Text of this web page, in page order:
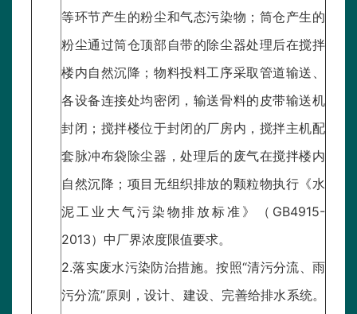
等环节产生的粉尘和气态污染物；筒仓产生的
粉尘通过筒仓顶部自带的除尘器处理后在搅拌
楼内自然沉降；物料投料工序采取管道输送、
各设备连接处均密闭，输送骨料的皮带输送机
封闭；搅拌楼位于封闭的厂房内，搅拌主机配
套脉冲布袋除尘器，处理后的废气在搅拌楼内
自然沉降；项目无组织排放的颗粒物执行《水
泥工业大气污染物排放标准》（GB4915-
2013）中厂界浓度限值要求。
2.落实废水污染防治措施。按照“清污分流、雨
污分流”原则，设计、建设、完善给排水系统。